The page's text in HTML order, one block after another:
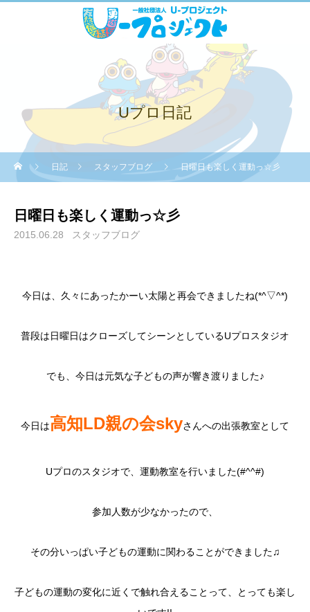
Uプロ日記
日記 スタッフブログ 日曜日も楽しく運動っ☆彡
日曜日も楽しく運動っ☆彡
2015.06.28 スタッフブログ
今日は、久々にあったかーい太陽と再会できましたね(*^▽^*)
普段は日曜日はクローズしてシーンとしているUプロスタジオ
でも、今日は元気な子どもの声が響き渡りました♪
今日は高知LD親の会skyさんへの出張教室として
Uプロのスタジオで、運動教室を行いました(#^^#)
参加人数が少なかったので、
その分いっぱい子どもの運動に関わることができました♫
子どもの運動の変化に近くで触れ合えることって、とっても楽し